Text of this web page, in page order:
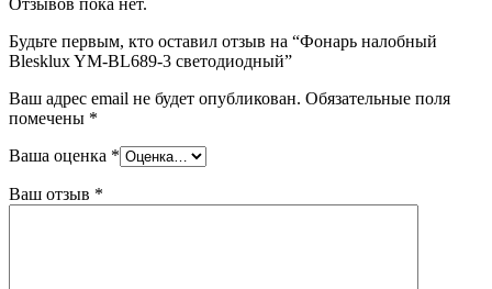
Будьте первым, кто оставил отзыв на “Фонарь налобный
Blesklux YM-BL689-3 светодиодный”
Ваш адрес email не будет опубликован. Обязательные поля
помечены *
Ваша оценка *
Ваш отзыв *